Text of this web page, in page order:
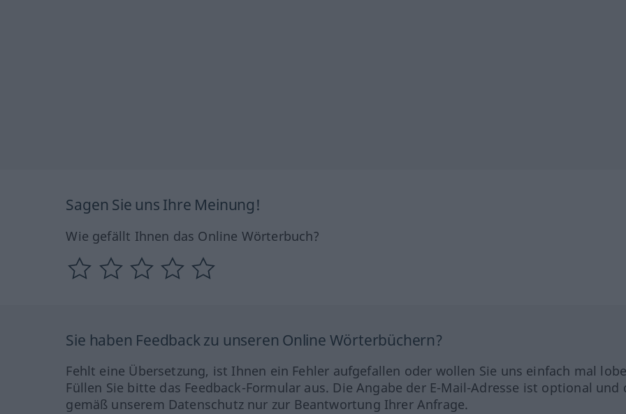
Sagen Sie uns Ihre Meinung!
Wie gefällt Ihnen das Online Wörterbuch?
Sie haben Feedback zu unseren Online Wörterbüchern?
Fehlt eine Übersetzung, ist Ihnen ein Fehler aufgefallen oder wollen Sie uns einfach mal
Füllen Sie bitte das Feedback-Formular aus. Die Angabe der E-Mail-Adresse ist optional und
gemäß unserem Datenschutz nur zur Beantwortung Ihrer Anfrage.